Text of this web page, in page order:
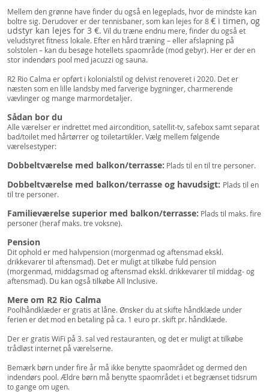
Mellem den grønne have finder du også en legeplads, hvor de mindste kan
boltre sig. Derudover er der tennisbaner, som kan lejes for 8€ i timen, og
udstyr kan lejes for 3 €. Vil du træne endnu mere, finder du også et
veludstyret fitness lokale. Efter en hård træning – eller afslapning på
solstolen – kan du besøge hotellets spaområde (mod gebyr). Her er der en
stor indendørs pool med jacuzzi og sauna.
R2 Rio Calma er opført i kolonialstil og delvist renoveret i 2020. Det er
næsten som en lille landsby med farverige bygninger, charmerende
vævlinger og mange marmordetaljer.
Sådan bor du
Alle værelser er indrettet med aircondition, satellit-tv, safebox samt separat
bad/toilet med hårtørrer og toiletartikler. Vælg mellem følgende
værelsestyper:
Dobbeltværelse med balkon/terrasse: Plads til en til tre personer.
Dobbeltværelse med balkon/terrasse og havudsigt: Plads til en
til tre personer.
Familieværelse superior med balkon/terrasse: Plads til maks. fire
personer (heraf maks. tre voksne).
Pension
Dit ophold er med halvpension (morgenmad og aftensmad ekskl.
drikkevarer til aftensmad). Det er muligt at tilkøbe fuld pension
(morgenmad, middagsmad og aftensmad ekskl. drikkevarer til middag- og
aftensmad). Du kan også tilkøbe All Inclusive.
Mere om R2 Rio Calma
Poolhåndklæder er gratis at låne. Ønsker du at skifte håndklæde under
ferien er det mod en betaling på ca. 1 euro pr. skift pr. håndklæde.
Der er gratis WiFi på 3. sal ved restauranten, og det er muligt at tilkøbe
trådløst internet på værelserne.
Bemærk børn under fire år må ikke benytte spaområdet og dermed den
indendørs pool. Ældre børn må benytte spaområdet i et begrænset tidsrum
to gange om ugen.